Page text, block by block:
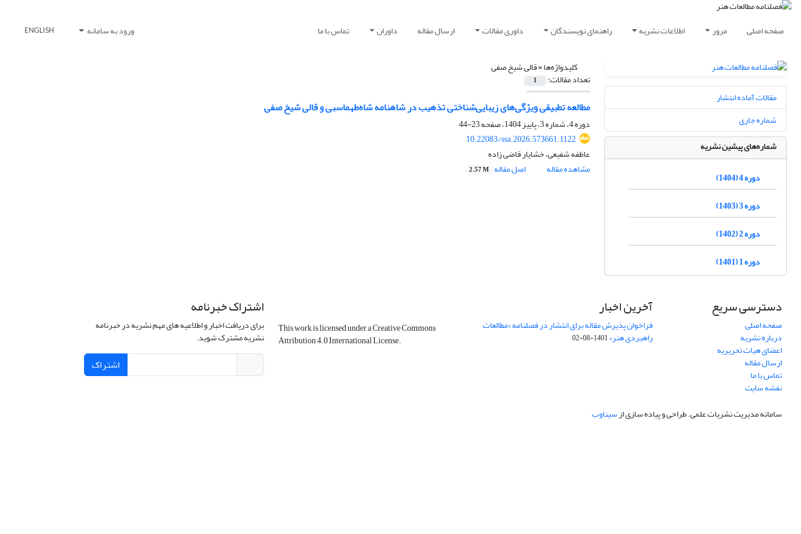
صفحه اصلی مرور اطلاعات نشریه راهنمای نویسندگان داوری مقالات ارسال مقاله داوران تماس با ما ورود به سامانه ENGLISH
کلیدواژه‌ها =قالی شیخ صفی
تعداد مقالات: 1
مطالعه تطبیقی ویژگی‌های زیبایی‌شناختی تذهیب در شاهنامه شاه‌طهماسبی و قالی شیخ صفی
دوره 4، شماره 3، پاییز 1404، صفحه
23-44
10.22083/ssa.2026.573661.1122
عاظفه شفیعی، خشایار قاضی زاده
مشاهده مقاله
اصل مقاله 2.57 M
مقالات آماده انتشار
شماره جاری
شماره‌های پیشین نشریه
دوره 4 (1404)
دوره 3 (1403)
دوره 2 (1402)
دوره 1 (1401)
دسترسی سریع
صفحه اصلی
درباره نشریه
اعضای هیات تحریریه
ارسال مقاله
تماس با ما
نقشه سایت
آخرین اخبار
فراخوان پذیرش مقاله برای انتشار در فصلنامه «مطالعات
راهبردی هنر»1401-08-02
This work is licensed under a Creative Commons
Attribution 4.0 International License.
اشتراک خبرنامه
برای دریافت اخبار و اطلاعیه های مهم نشریه در خبرنامه
نشریه مشترک شوید.
اشتراک
سامانه مدیریت نشریات علمی.طراحی و پیاده سازی ازسیناوب